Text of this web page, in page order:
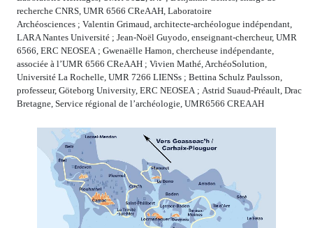
recherche CNRS, UMR 6566 CReAAH, Laboratoire
Archéosciences ; Valentin Grimaud, architecte-archéologue indépendant,
LARA Nantes Université ; Jean-Noël Guyodo, enseignant-chercheur, UMR
6566, ERC NEOSEA ; Gwenaëlle Hamon, chercheuse indépendante,
associée à l’UMR 6566 CReAAH ; Vivien Mathé, ArchéoSolution,
Université La Rochelle, UMR 7266 LIENSs ; Bettina Schulz Paulsson,
professeur, Göteborg University, ERC NEOSEA ; Astrid Suaud-Préault, Drac
Bretagne, Service régional de l’archéologie, UMR6566 CREAAH